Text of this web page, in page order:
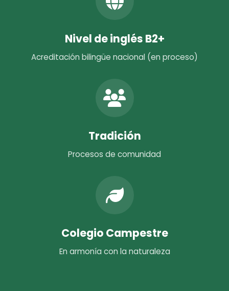
Nivel de inglés B2+
Acreditación bilingüe nacional (en proceso)
Tradición
Procesos de comunidad
Colegio Campestre
En armonía con la naturaleza